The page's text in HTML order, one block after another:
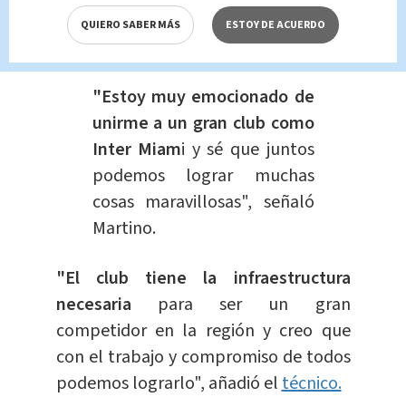
fue dirigido por Martino en el equipo
culé..
"Estoy muy emocionado de
unirme a un gran club como
Inter Miami y sé que juntos
podemos lograr muchas
cosas maravillosas", señaló
Martino.
"El club tiene la infraestructura
necesaria para ser un gran
competidor en la región y creo que
con el trabajo y compromiso de todos
podemos lograrlo", añadió eltécnico.
QUIERO SABER MÁS ESTOY DE ACUERDO